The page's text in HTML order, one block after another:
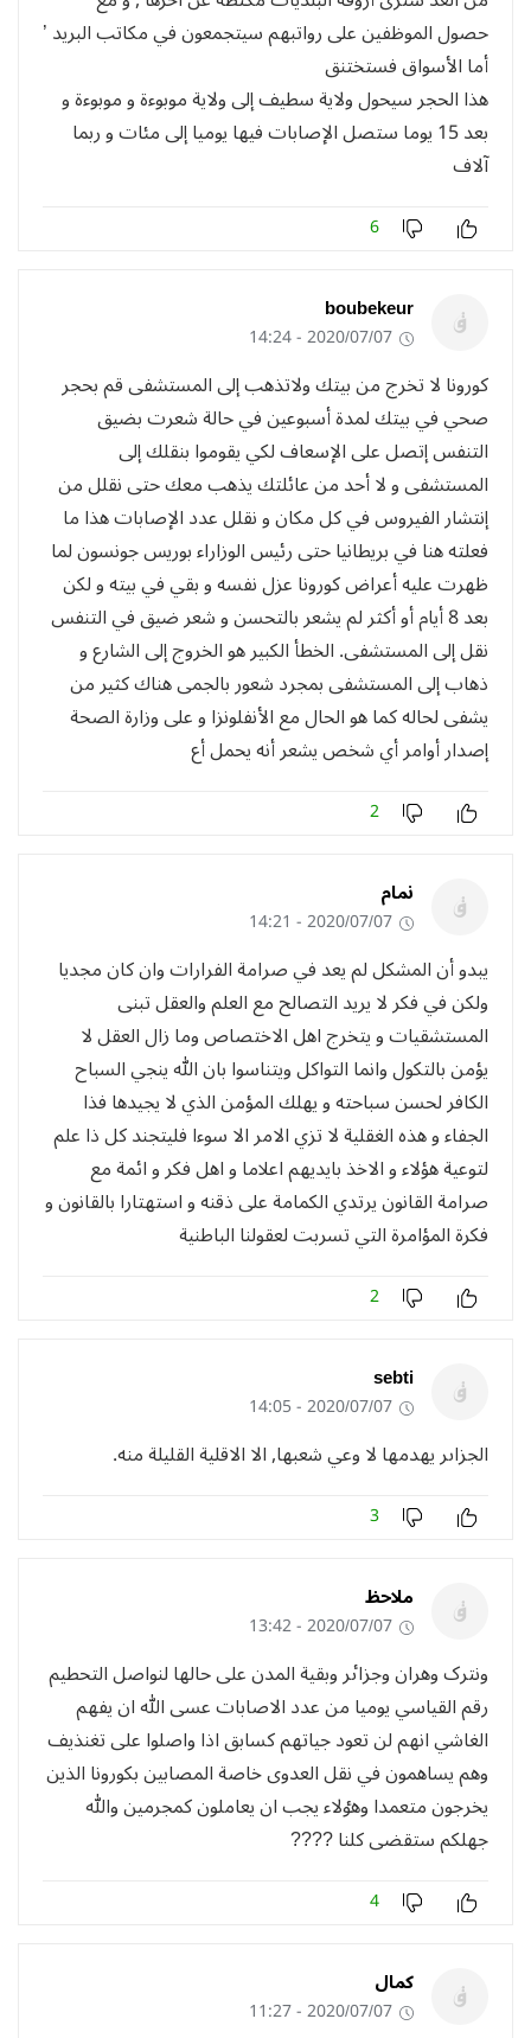
حصول الموظفين على رواتبهم سيتجمعون في مكاتب البريد ’
أما الأسواق فستختنق
هذا الحجر سيحول ولاية سطيف إلى ولاية موبوءة و موبوءة و
بعد 15 يوما ستصل الإصابات فيها يوميا إلى مئات و ربما
آلاف
6
boubekeur
2020/07/07 - 14:24
كورونا لا تخرج من بيتك ولاتذهب إلى المستشفى قم بحجر
صحي في بيتك لمدة أسبوعين في حالة شعرت بضيق
التنفس إتصل على الإسعاف لكي يقوموا بنقلك إلى
المستشفى و لا أحد من عائلتك يذهب معك حتى نقلل من
إنتشار الفيروس في كل مكان و نقلل عدد الإصابات هذا ما
فعلته هنا في بريطانيا حتى رئيس الوزاراء بوريس جونسون لما
ظهرت عليه أعراض كورونا عزل نفسه و بقي في بيته و لكن
بعد 8 أيام أو أكثر لم يشعر بالتحسن و شعر ضيق في التنفس
نقل إلى المستشفى. الخطأ الكبير هو الخروج إلى الشارع و
ذهاب إلى المستشفى بمجرد شعور بالجمى هناك كثير من
يشفى لحاله كما هو الحال مع الأنفلونزا و على وزارة الصحة
إصدار أوامر أي شخص يشعر أنه يحمل أع
2
نمام
2020/07/07 - 14:21
يبدو أن المشكل لم يعد في صرامة الفرارات وان كان مجديا
ولكن في فكر لا يريد التصالح مع العلم والعقل تبنى
المستشقيات و يتخرج اهل الاختصاص وما زال العقل لا
يؤمن بالتكول وانما التواكل ويتناسوا بان الله ينجي السباح
الكافر لحسن سباحته و يهلك المؤمن الذي لا يجيدها فذا
الجفاء و هذه الغقلية لا تزي الامر الا سوءا فليتجند كل ذا علم
لتوعية هؤلاء و الاخذ بايديهم اعلاما و اهل فكر و ائمة مع
صرامة القانون يرتدي الكمامة على ذقنه و استهتارا بالقانون و
فكرة المؤامرة التي تسربت لعقولنا الباطنية
2
sebti
2020/07/07 - 14:05
الجزاىر يهدمها لا وعي شعبها, الا الاقلية القليلة منه.
3
ملاحظ
2020/07/07 - 13:42
ونترک وهران وجزاٸر وبقية المدن علی حالها لنواصل التحطيم
رقم القياسي يوميا من عدد الاصابات عسی الله ان يفهم
الغاشي انهم لن تعود جياتهم کسابق اذا واصلوا علی تغنذيف
وهم يساهمون في نقل العدوی خاصة المصابين بکورونا الذين
يخرجون متعمدا وهٶلاء يجب ان يعاملون کمجرمين والله
جهلکم ستقضی کلنا ????
4
كمال
2020/07/07 - 11:27